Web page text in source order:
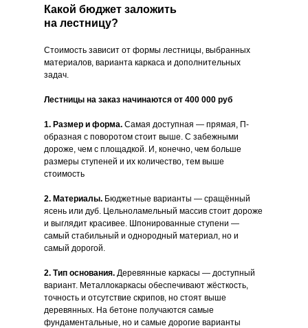
Какой бюджет заложить
на лестницу?
Стоимость зависит от формы лестницы, выбранных
материалов, варианта каркаса и дополнительных
задач.
Лестницы на заказ начинаются от 400 000 руб
1. Размер и форма. Самая доступная — прямая, П-
образная с поворотом стоит выше. С забежными
дороже, чем с площадкой. И, конечно, чем больше
размеры ступеней и их количество, тем выше
стоимость
2. Материалы. Бюджетные варианты — сращённый
ясень или дуб. Цельноламельный массив стоит дороже
и выглядит красивее. Шпонированные ступени —
самый стабильный и однородный материал, но и
самый дорогой.
2. Тип основания. Деревянные каркасы — доступный
вариант. Металлокаркасы обеспечивают жёсткость,
точность и отсутствие скрипов, но стоят выше
деревянных. На бетоне получаются самые
фундаментальные, но и самые дорогие варианты